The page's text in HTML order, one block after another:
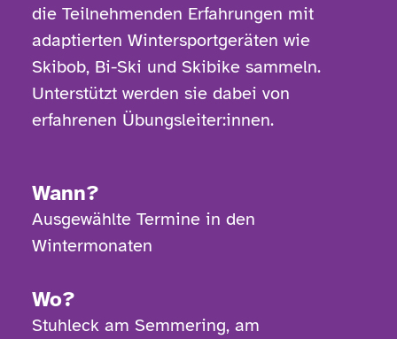
die Teilnehmenden Erfahrungen mit
adaptierten Wintersportgeräten wie
Skibob, Bi-Ski und Skibikesammeln.
Unterstützt werden sie dabei von
erfahrenen Übungsleiter:innen.
Wann?
Ausgewählte Termine in den
Wintermonaten
Wo?
Stuhleck am Semmering, am